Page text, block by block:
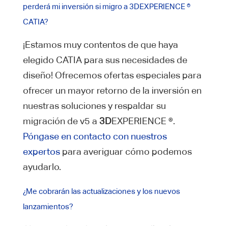
perderá mi inversión si migro a 3DEXPERIENCE ®
CATIA?
¡Estamos muy contentos de que haya
elegido CATIA para sus necesidades de
diseño! Ofrecemos ofertas especiales para
ofrecer un mayor retorno de la inversión en
nuestras soluciones y respaldar su
migración de v5 a 3DEXPERIENCE ®.
Póngase en contacto con nuestros
expertospara averiguar cómo podemos
ayudarlo.
¿Me cobrarán las actualizaciones y los nuevos
lanzamientos?